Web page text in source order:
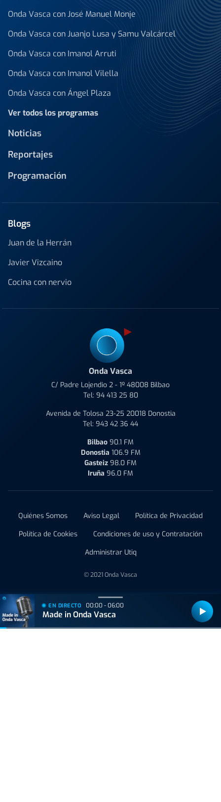
Onda Vasca con José Manuel Monje
Onda Vasca con Juanjo Lusa y Samu Valcárcel
Onda Vasca con Imanol Arruti
Onda Vasca con Imanol Vilella
Onda Vasca con Ángel Plaza
Ver todos los programas
Noticias
Reportajes
Programación
Blogs
Juan de la Herrán
Javier Vizcaino
Cocina con nervio
Onda Vasca
C/ Padre Lojendio 2 - 1º 48008 Bilbao
Tel: 94 413 25 80
Avenida de Tolosa 23-25 20018 Donostia
Tel: 943 42 36 44
Bilbao 90.1 FM
Donostia 106.9 FM
Gasteiz 98.0 FM
Iruña 96.0 FM
Quiénes Somos Aviso Legal
Política de Privacidad
Política de Cookies
Condiciones de uso y Contratación
Administrar Utiq
© 2021 Onda Vasca
EN DIRECTO 00:00 - 06:00
Made in Onda Vasca